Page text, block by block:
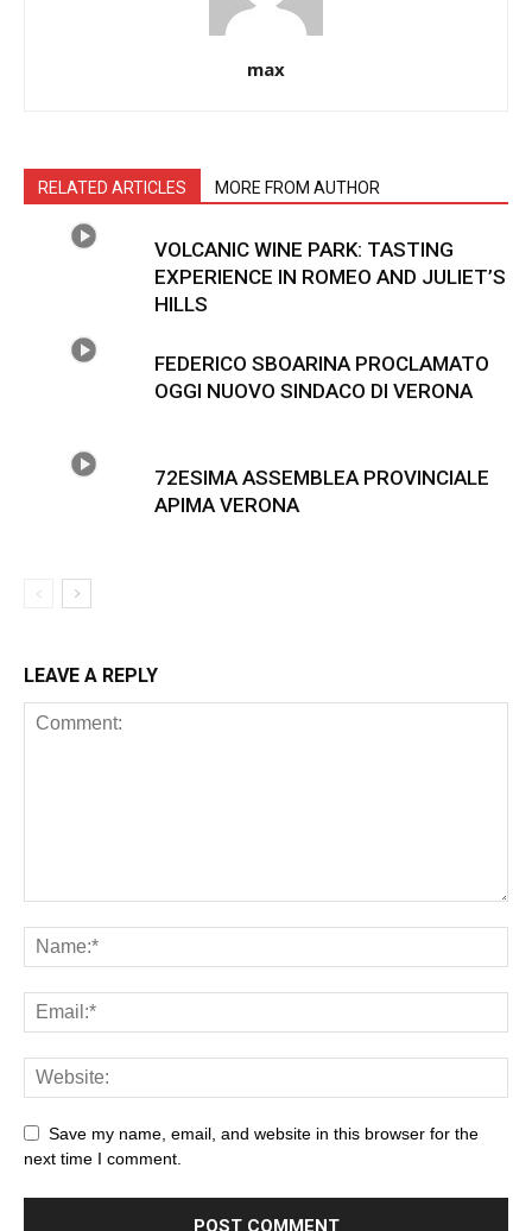
max
RELATED ARTICLES MORE FROM AUTHOR
VOLCANIC WINE PARK: TASTING
EXPERIENCE IN ROMEO AND JULIET’S
HILLS
FEDERICO SBOARINA PROCLAMATO
OGGI NUOVO SINDACO DI VERONA
72ESIMA ASSEMBLEA PROVINCIALE
APIMA VERONA
LEAVE A REPLY
Save my name, email, and website in this browser for the
next time I comment.